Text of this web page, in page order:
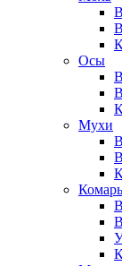
Осы
Мухи